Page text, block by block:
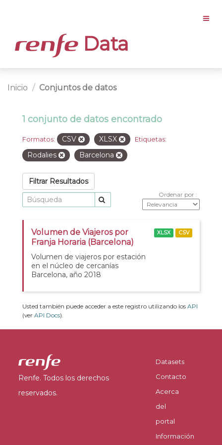
Data
Inicio Conjuntos de datos
1 conjunto de datos encontrado
Formatos: CSV XLSX Etiquetas:
Rodalies Barcelona
Filtrar Resultados
Ordenar por
Volumen de Viajeros por
Franja Horaria (Barcelona)
Volumen de viajeros por estación
en el núcleo de cercanías
Barcelona, año 2018
XLSX CSV
Usted también puede acceder a este registro utilizando los API
(ver API Docs).
Renfe. Todos los derechos
reservados.
Datasets
Contacto
Acerca
del
portal
Información